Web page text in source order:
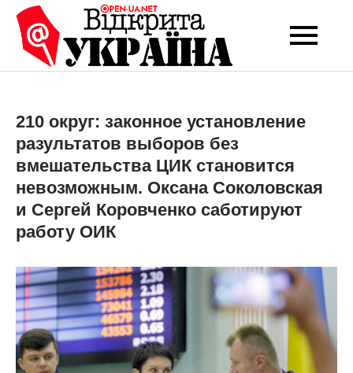
Перейти
вмісту
Open-UA
NET
Це ваше надійне
експертних думок
210 округ: законное установление
разультатов выборов без
вмешательства ЦИК становится
невозможным. Оксана Соколовская
и Сергей Коровченко саботируют
работу ОИК